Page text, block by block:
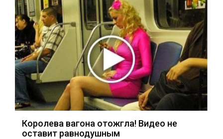
Королева вагона отожгла! Видео не
оставит равнодушным